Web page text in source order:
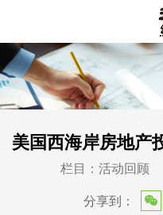
美国西海岸房地产
栏目：活动回顾
分享到：